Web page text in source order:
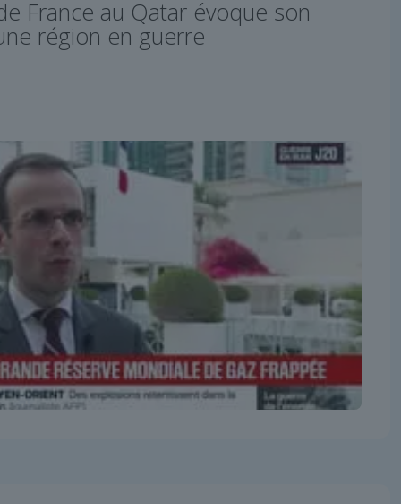
France au Qatar évoque son
région en guerre